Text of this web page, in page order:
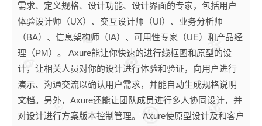
需求、定义规格、设计功能、设计界面的专家，包括用户
体验设计师（UX）、交互设计师（UI）、业务分析师
（BA）、信息架构师（IA）、可用性专家（UE）和产品经
理（PM）。 Axure能让你快速的进行线框图和原型的设
计，让相关人员对你的设计进行体验和验证，向用户进行
演示、沟通交流以确认用户需求，并能自动生成规格说明
文档。另外，Axure还能让团队成员进行多人协同设计，并
对设计进行方案版本控制管理。 Axure使原型设计及和客户